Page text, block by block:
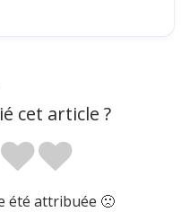
cet article ?
été attribuée 🙁